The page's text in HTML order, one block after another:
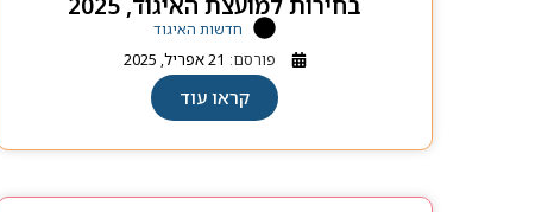
חדשות האיגוד
פורסם: 21 אפריל, 2025
קראו עוד